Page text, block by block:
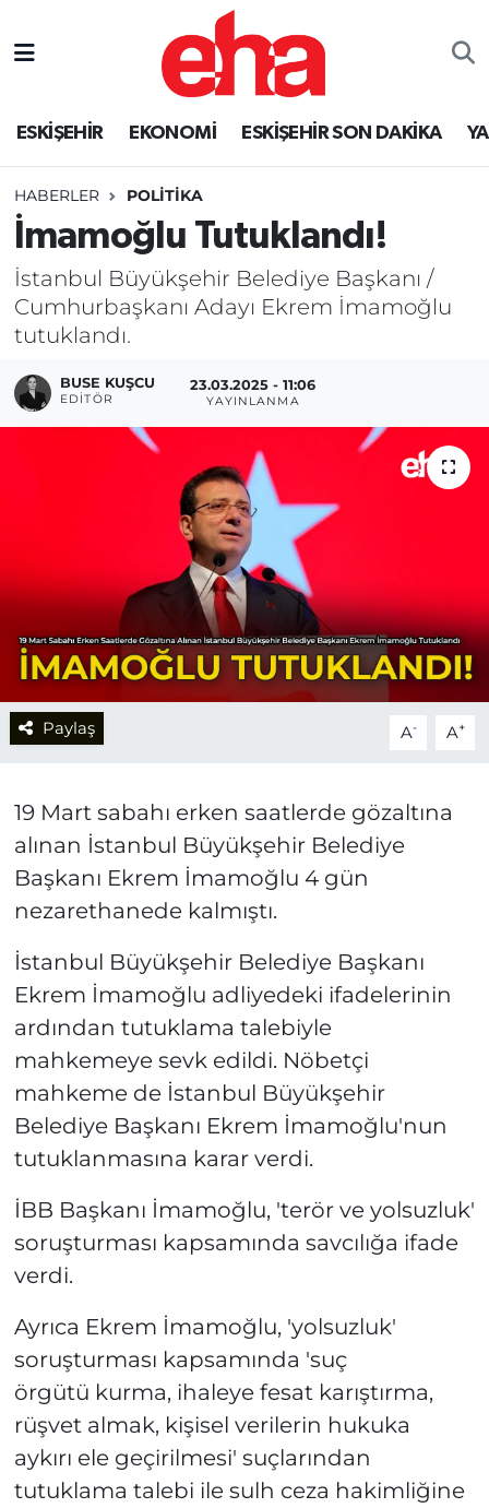
ESKİŞEHİR EKONOMİ ESKİŞEHİR SON DAKİKA
HABERLER POLİTİKA
İmamoğlu Tutuklandı!
İstanbul Büyükşehir Belediye Başkanı /
Cumhurbaşkanı Adayı Ekrem İmamoğlu
tutuklandı.
BUSE KUŞCU
EDITÖR
23.03.2025 - 11:06
YAYINLANMA
Paylaş A- A+
19 Mart sabahı erken saatlerde gözaltına
alınan İstanbul Büyükşehir Belediye
Başkanı Ekrem İmamoğlu 4 gün
nezarethanede kalmıştı.
İstanbul Büyükşehir Belediye Başkanı
Ekrem İmamoğlu adliyedeki ifadelerinin
ardından tutuklama talebiyle
mahkemeye sevk edildi. Nöbetçi
mahkeme de İstanbul Büyükşehir
Belediye Başkanı Ekrem İmamoğlu'nun
tutuklanmasına karar verdi.
İBB Başkanı İmamoğlu, 'terör ve yolsuzluk'
soruşturması kapsamında savcılığa ifade
verdi.
Ayrıca Ekrem İmamoğlu, 'yolsuzluk'
soruşturması kapsamında 'suç
örgütü kurma, ihaleye fesat karıştırma,
rüşvet almak, kişisel verilerin hukuka
aykırı ele geçirilmesi' suçlarından
tutuklama talebi ile sulh ceza hakimliğine